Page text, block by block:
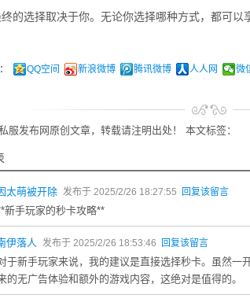
的选择取决于你。无论你选择哪种方式，都可以
QQ空间 新浪微博 腾讯微博 人人网 微
服发布网原创文章，转载请注明出处！ 本文标签：
太萌被开除 发布于 2025/2/26 18:27:55 回复该留言
新手玩家的秒卡攻略**
伊落人 发布于 2025/2/26 18:53:46 回复该留言
于新手玩家来说，我的建议是直接选择秒卡。虽然一
的无广告体验和额外的游戏内容，这绝对是值得的。